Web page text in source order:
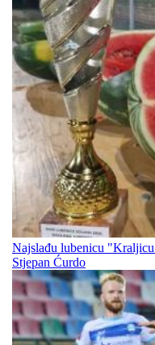
Najslađu lubenicu
Stjepan Ćurdo